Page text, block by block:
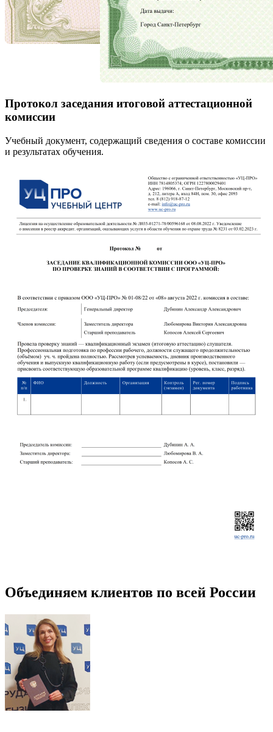
Протокол заседания итоговой аттестационной
комиссии
Учебный документ, содержащий сведения о составе комиссии
и результатах обучения.
Объединяем клиентов по всей России